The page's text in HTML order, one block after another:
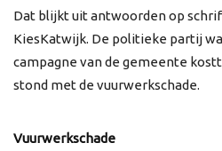
Dat blijkt uit antwoorden op
KiesKatwijk. De politieke partij
campagne van de gemeente
stond met de vuurwerkschade.
Vuurwerkschade